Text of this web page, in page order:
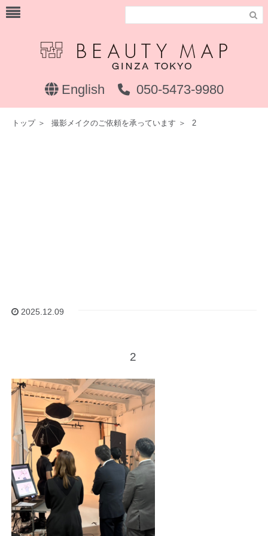

English 050-5473-9980
トップ＞ 撮影メイクのご依頼を承っています ＞ 2
2025.12.09
2